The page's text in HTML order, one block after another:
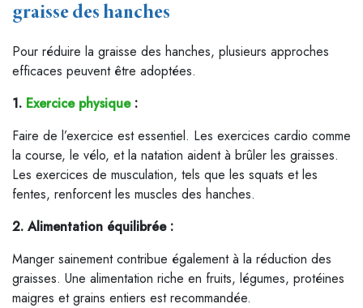
graisse des hanches
Pour réduire la graisse des hanches, plusieurs approches
efficaces peuvent être adoptées.
1. Exercice physique:
Faire de l’exercice est essentiel. Les exercices cardio comme
la course, le vélo, et la natation aident à brûler les graisses.
Les exercices de musculation, tels que les squats et les
fentes, renforcent les muscles des hanches.
2. Alimentation équilibrée :
Manger sainement contribue également à la réduction des
graisses. Une alimentation riche en fruits, légumes, protéines
maigres et grains entiers est recommandée.